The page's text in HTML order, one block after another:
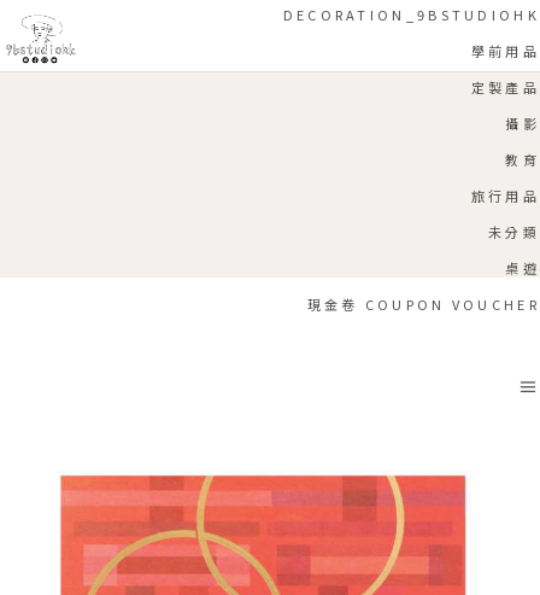
DECORATION_9BSTUDIOHK
學前用品
定製產品
攝影
教育
旅行用品
未分類
桌遊
現金卷 COUPON VOUCHER